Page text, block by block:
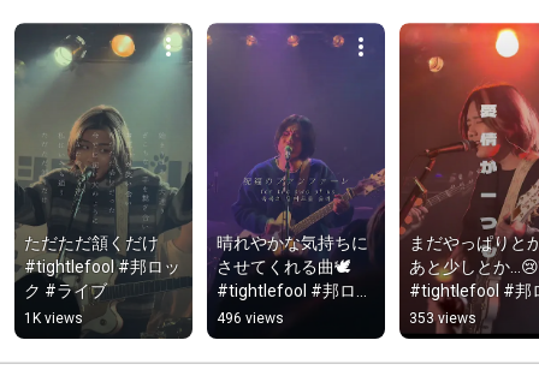
ただただ頷くだけ
#tightlefool #邦ロッ
ク #ライブ
1K views
晴れやかな気持ちに
させてくれる曲🕊️
#tightlefool #邦ロッ
ク #ライブ
496 views
まだやっぱりと
あと少しとか…😢
#tightlefool #邦
ク #ライブ
353 views